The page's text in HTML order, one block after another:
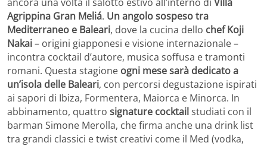
Agrippina Gran Meliá. Un angolo sospeso tra
Mediterraneo e Baleari, dove la cucina dello chef Koji
Nakai– origini giapponesi e visione internazionale –
incontra cocktail d’autore, musica soffusa e tramonti
romani. Questa stagione ogni mese sarà dedicato a
un’isola delle Baleari, con percorsi degustazione ispirati
ai sapori di Ibiza, Formentera, Maiorca e Minorca. In
abbinamento, quattro signature cocktail studiati con il
barman Simone Merolla, che firma anche una drink list
tra grandi classici e twist creativi come il Med (vodka,